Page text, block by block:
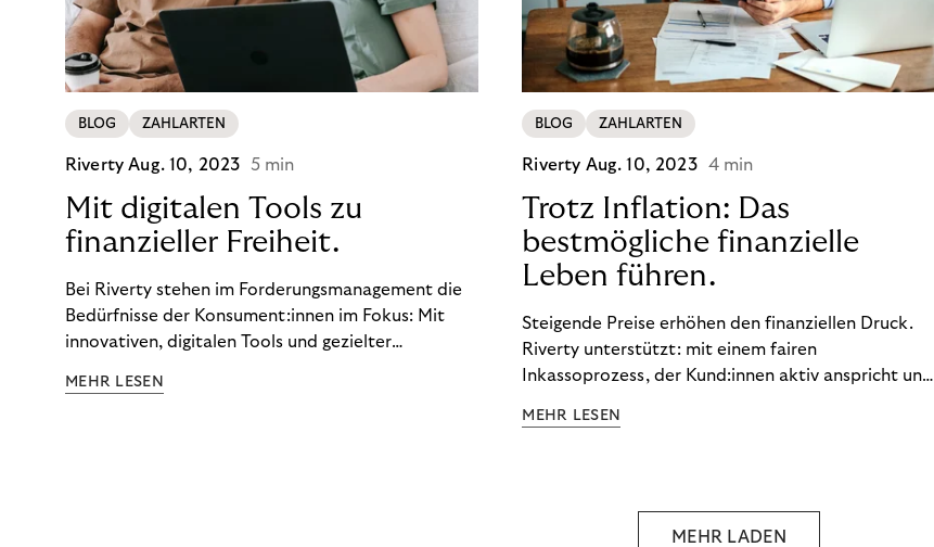
BLOG ZAHLARTEN
RivertyAug. 10, 2023 5 min
Mit digitalen Tools zu
finanzieller Freiheit.
Bei Riverty stehen im Forderungsmanagement die
Bedürfnisse der Konsument:innen im Fokus: Mit
innovativen, digitalen Tools und gezielter
ein Leben in finanzieller Freiheit zu führen. So
MEHR LESEN
BLOG ZAHLARTEN
Riverty Aug. 10, 2023 4 min
Trotz Inflation: Das
bestmögliche finanzielle
Leben führen.
Steigende Preise erhöhen den finanziellen Druck.
Riverty unterstützt: mit einem fairen
Inkassoprozess, der Kund:innen aktiv anspricht und
Finanzbildung ermöglicht. So bleiben Menschen
MEHR LESEN
MEHR LADEN